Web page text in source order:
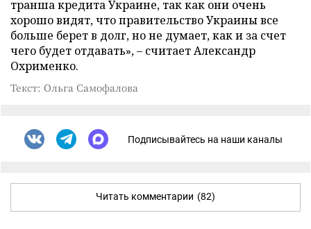
транша кредита Украине, так как они очень
хорошо видят, что правительство Украины все
больше берет в долг, но не думает, как и за счет
чего будет отдавать», – считает Александр
Охрименко.
Текст: Ольга Самофалова
Подписывайтесь на наши каналы
Читать комментарии (82)